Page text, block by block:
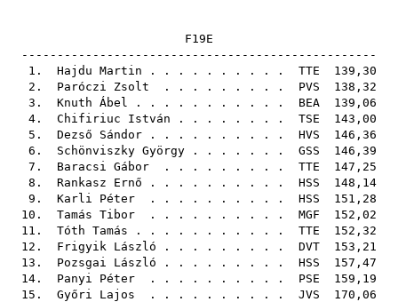
F19E
--------------------------------------------------
1. Hajdu Martin . . . . . . . . . . TTE 139,30
2. Paróczi Zsolt . . . . . . . . . PVS 138,32
3. Knuth Ábel . . . . . . . . . . . BEA 139,06
4. Chifiriuc István . . . . . . . . TSE 143,00
5. Dezső Sándor . . . . . . . . . . HVS 146,36
6. Schönviszky György . . . . . . . GSS 146,39
7. Baracsi Gábor . . . . . . . . . TTE 147,25
8. Rankasz Ernő . . . . . . . . . . HSS 148,14
9. Karli Péter . . . . . . . . . . HSS 151,28
10. Tamás Tibor . . . . . . . . . . MGF 152,02
11. Tóth Tamás . . . . . . . . . . . TTE 152,32
12. Frigyik László . . . . . . . . . DVT 153,21
13. Pozsgai László . . . . . . . . . HSS 157,47
14. Panyi Péter . . . . . . . . . . PSE 159,19
15. Győri Lajos . . . . . . . . . . JVS 170,06